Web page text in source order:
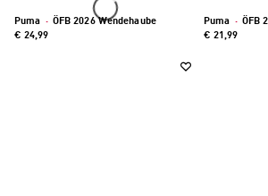
Puma · ÖFB 2026 Wendehaube
€ 24,99
Puma · ÖFB
€ 21,99